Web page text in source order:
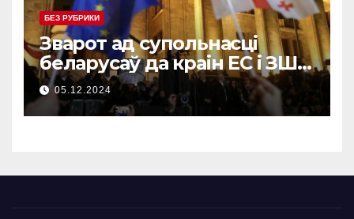
БЕЗ РУБРИКИ
Зварот ад супольнасці
беларусаў да краін ЕС і ЗША
(bel/en/ge)
05.12.2024